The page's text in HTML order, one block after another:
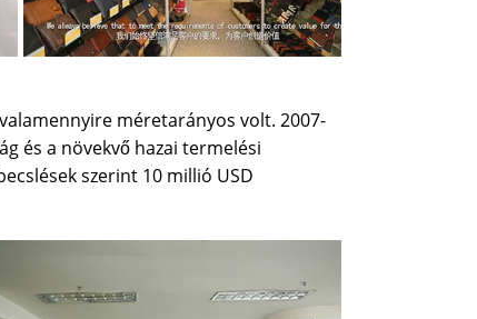
méretarányos volt. 2007-
és a növekvő hazai termelési
szerint 10 millió USD